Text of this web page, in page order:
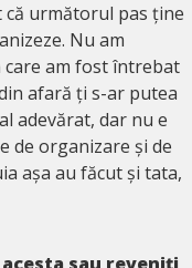
că următorul pas ține
Nu am
care am fost întrebat
afară ți s-ar putea
adevărat, dar nu e
de organizare și de
așa au făcut și tata,